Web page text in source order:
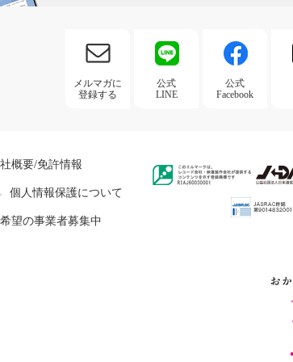
メルマガに
登録する
公式
LINE
公式
Facebook
概要/免許情報
個人情報保護について
望の事業者募集中